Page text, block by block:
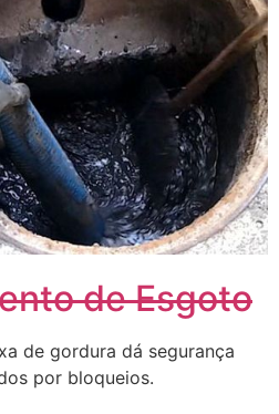
de Esgoto
de gordura dá segurança
​​por bloqueios.